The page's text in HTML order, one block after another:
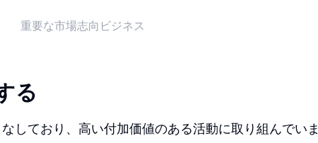
重要な市場志向ビジネス
る
しており、高い付加価値のある活動に取り組んでいま